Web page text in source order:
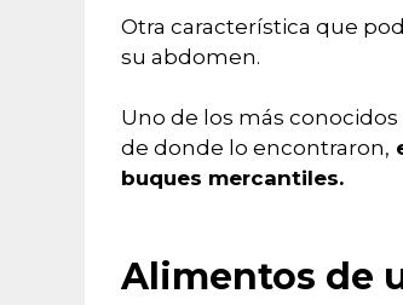
Otra característica que
su abdomen.
Uno de los más conocidos
de donde lo encontraron,
buques mercantiles.
Alimentos de